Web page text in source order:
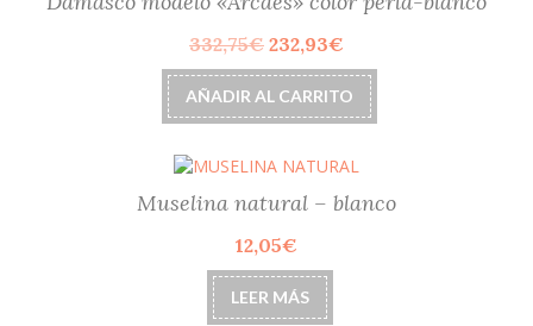
332,75€ El
precio
original
era:
232,93€
precio
actual
es:
AÑADIR AL CARRITO
Muselina natural – blanco
12,05€
LEER MÁS